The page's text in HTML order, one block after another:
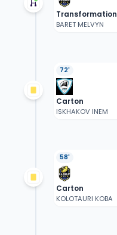
Transformation
BARET MELVYN
72'
Carton
ISKHAKOV INEM
58'
Carton
KOLOTAURI KOBA